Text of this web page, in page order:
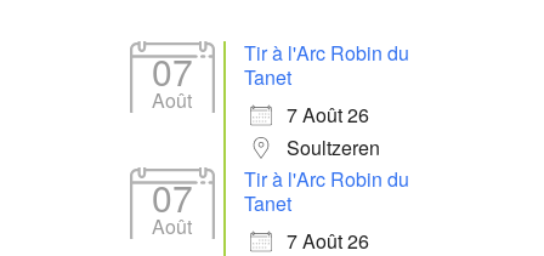
07
Août
Tir à l'Arc Robin du
Tanet
7 Août 26
Soultzeren
07
Août
Tir à l'Arc Robin du
Tanet
7 Août 26